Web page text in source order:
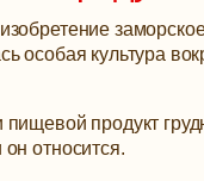
особая культура
продукт
он относится.